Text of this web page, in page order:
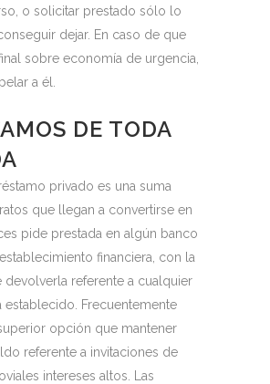
o solicitar prestado sólo lo
dejar. En caso de que
sobre economía de urgencia,
a él.
DE TODA
privado es una suma
que llegan a convertirse en
pide prestada en algún banco
financiera, con la
devolverla referente a cualquier
establecido. Frecuentemente
opción que mantener
referente a invitaciones de
intereses altos. Las